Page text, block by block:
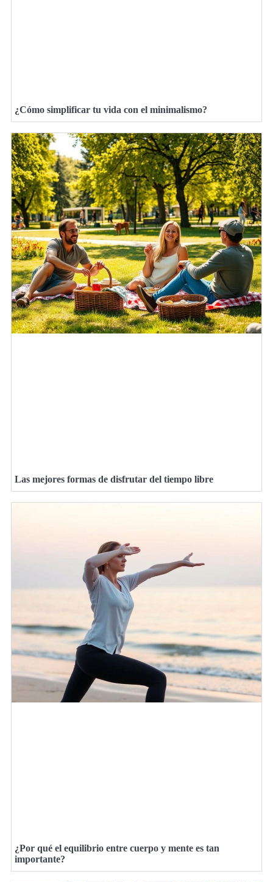
¿Cómo simplificar tu vida con el minimalismo?
Las mejores formas de disfrutar del tiempo libre
¿Por qué el equilibrio entre cuerpo y mente es tan
importante?